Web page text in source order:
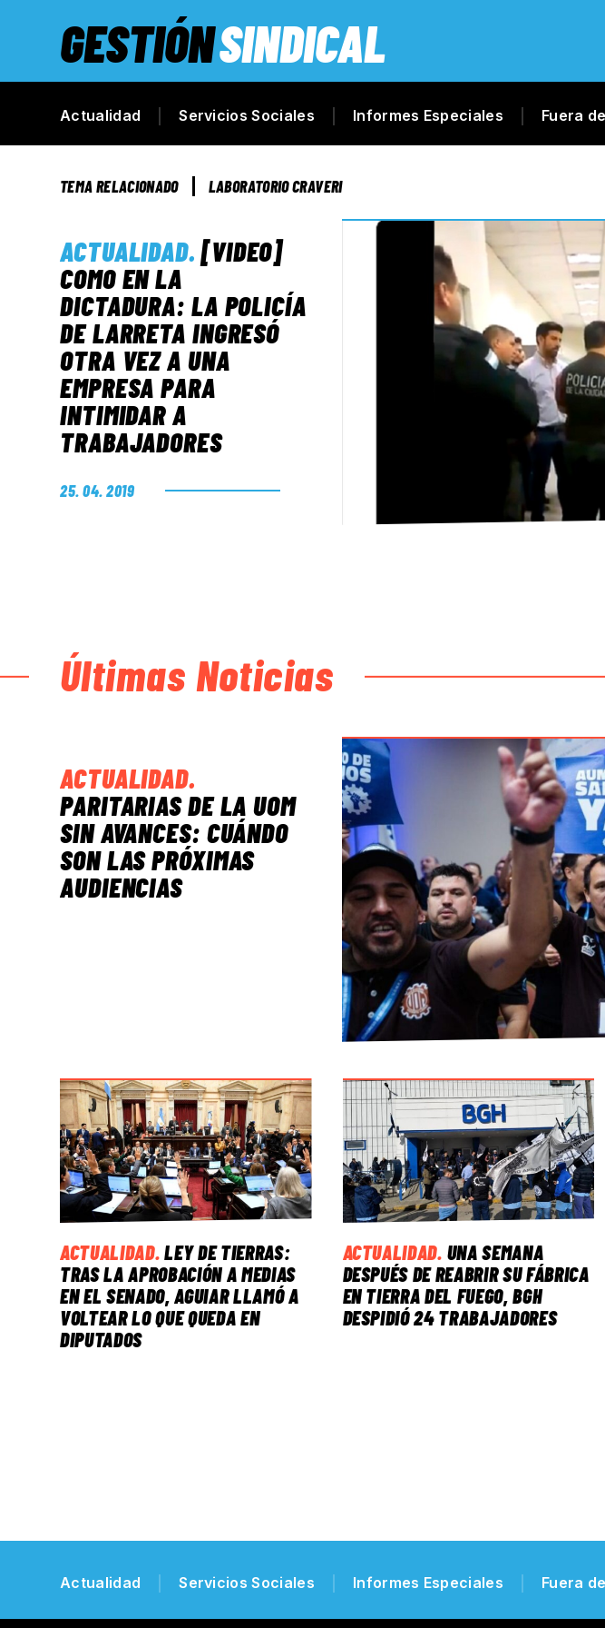
GESTIÓNSINDICAL
Actualidad Servicios Sociales Informes Especiales Fuera
TEMA RELACIONADO LABORATORIO CRAVERI
ACTUALIDAD.[VIDEO]
COMO EN LA
DICTADURA: LA POLICÍA
DE LARRETA INGRESÓ
OTRA VEZ A UNA
EMPRESA PARA
INTIMIDAR A
TRABAJADORES
25. 04. 2019
Últimas Noticias
ACTUALIDAD.
PARITARIAS DE LA UOM
SIN AVANCES: CUÁNDO
SON LAS PRÓXIMAS
AUDIENCIAS
ACTUALIDAD. LEY DE TIERRAS:
TRAS LA APROBACIÓN A MEDIAS
EN EL SENADO, AGUIAR LLAMÓ A
VOLTEAR LO QUE QUEDA EN
DIPUTADOS
ACTUALIDAD. UNA SEMANA
DESPUÉS DE REABRIR SU FÁBRICA
EN TIERRA DEL FUEGO, BGH
DESPIDIÓ 24 TRABAJADORES
Actualidad Servicios Sociales Informes Especiales Fuera